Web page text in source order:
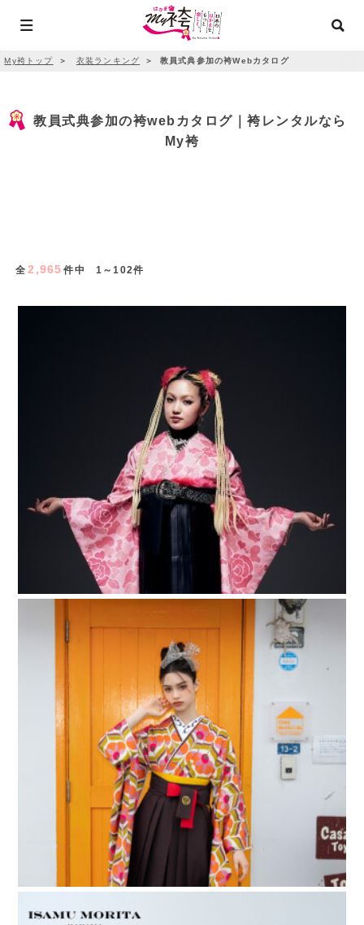
My袴トップ ＞ 衣装ランキング ＞ 教員式典参加の袴Webカタログ
教員式典参加の袴webカタログ｜袴レンタルなら
My袴
全 2,965 件中 1～102件